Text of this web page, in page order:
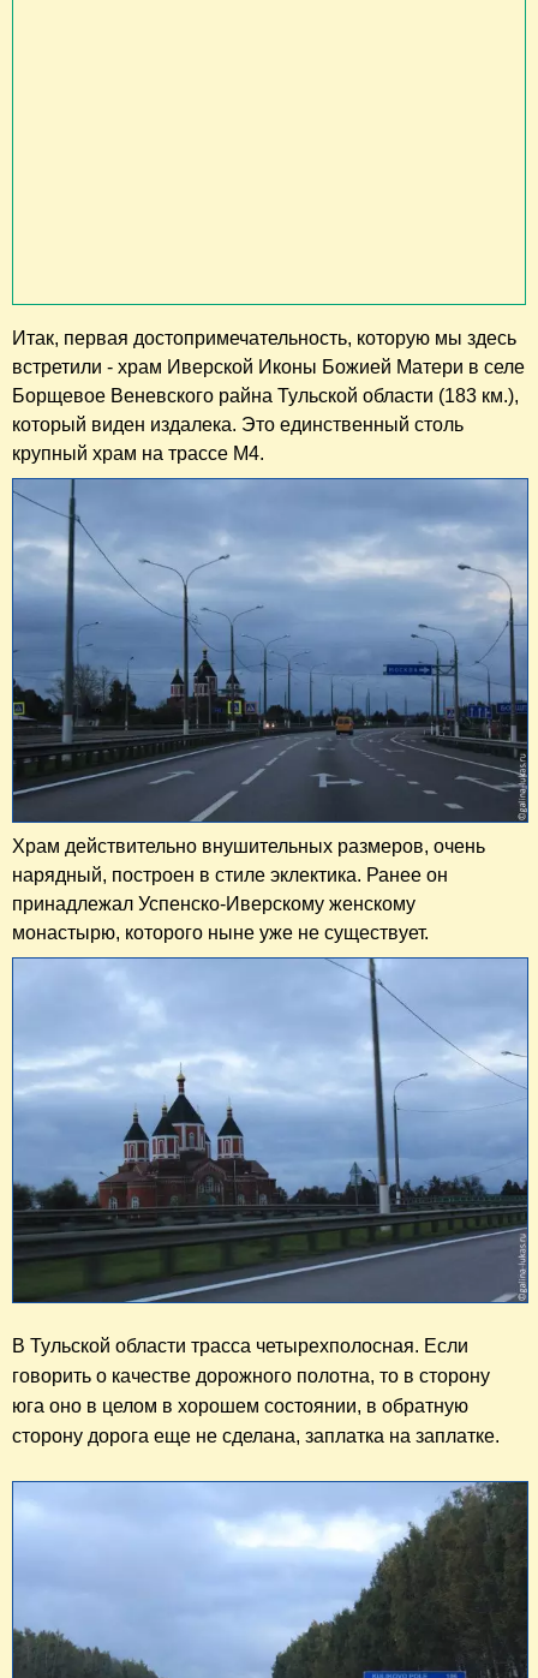
Итак, первая достопримечательность, которую мы здесь
встретили - храм Иверской Иконы Божией Матери в селе
Борщевое Веневского райна Тульской области (183 км.),
который виден издалека. Это единственный столь
крупный храм на трассе М4.
Храм действительно внушительных размеров, очень
нарядный, построен в стиле эклектика. Ранее он
принадлежал Успенско-Иверскому женскому
монастырю, которого ныне уже не существует.
В Тульской области трасса четырехполосная. Если
говорить о качестве дорожного полотна, то в сторону
юга оно в целом в хорошем состоянии, в обратную
сторону дорога еще не сделана, заплатка на заплатке.